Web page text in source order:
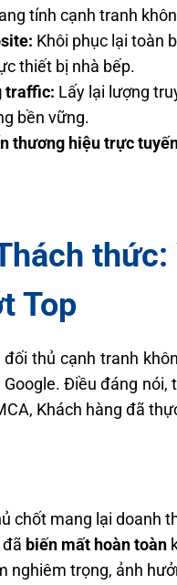
tính cạnh tranh
Khôi phục lại toàn
thiết bị nhà bếp.
traffic: Lấy lại lượng
bền vững.
thương hiệu trực
Top
thủ cạnh tranh
Điều đáng
Khách hàng đã
chốt mang lại doanh
biến mất hoàn toàn
nghiêm trọng, ảnh